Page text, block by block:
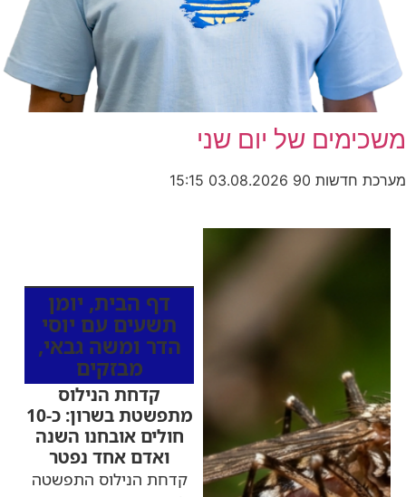
משכימים של יום שני
מערכת חדשות 90 03.08.2026
15:15
דף הבית, יומן
תשעים עם יוסי
הדר ומשה גבאי,
מבזקים
קדחת הנילוס
מתפשטת בשרון: כ-10
חולים אובחנו השנה
ואדם אחד נפטר
קדחת הנילוס התפשטה